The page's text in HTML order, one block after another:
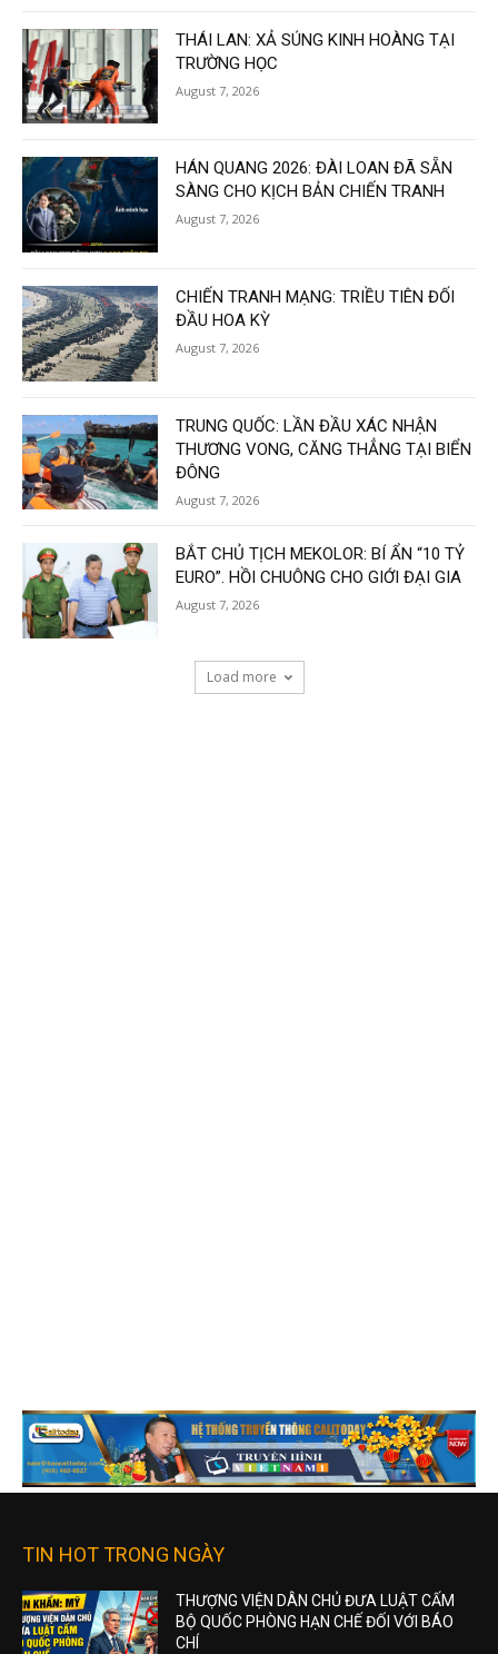
THÁI LAN: XẢ SÚNG KINH HOÀNG TẠI
TRƯỜNG HỌC
August 7, 2026
HÁN QUANG 2026: ĐÀI LOAN ĐÃ SẴN
SÀNG CHO KỊCH BẢN CHIẾN TRANH
August 7, 2026
CHIẾN TRANH MẠNG: TRIỀU TIÊN ĐỐI
ĐẦU HOA KỲ
August 7, 2026
TRUNG QUỐC: LẦN ĐẦU XÁC NHẬN
THƯƠNG VONG, CĂNG THẲNG TẠI BIỂN
ĐÔNG
August 7, 2026
BẮT CHỦ TỊCH MEKOLOR: BÍ ẨN “10 TỶ
EURO”. HỒI CHUÔNG CHO GIỚI ĐẠI GIA
August 7, 2026
Load more
TIN HOT TRONG NGÀY
THƯỢNG VIỆN DÂN CHỦ ĐƯA LUẬT CẤM
BỘ QUỐC PHÒNG HẠN CHẾ ĐỐI VỚI BÁO
CHÍ